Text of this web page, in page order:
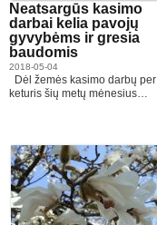
Neatsargūs kasimo
darbai kelia pavojų
gyvybėms ir gresia
baudomis
2018-05-04
Dėl žemės kasimo darbų per
keturis šių metų mėnesius…